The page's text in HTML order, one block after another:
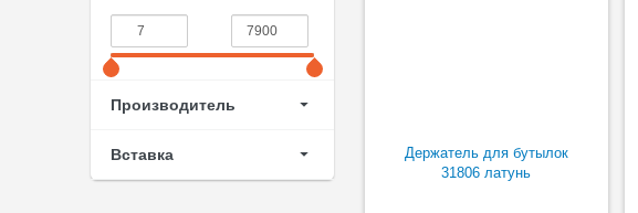
Производитель
Вставка
Держатель для бутылок
31806 латунь